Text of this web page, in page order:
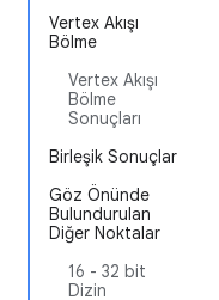
Vertex Akışı
Bölme
Vertex Akışı
Bölme
Sonuçları
Birleşik Sonuçlar
Göz Önünde
Bulundurulan
Diğer Noktalar
16 - 32 bit
Dizin